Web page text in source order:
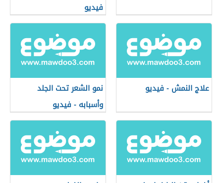
فيديو
علاج النمش - فيديو
نمو الشعر تحت الجلد
وأسبابه - فيديو